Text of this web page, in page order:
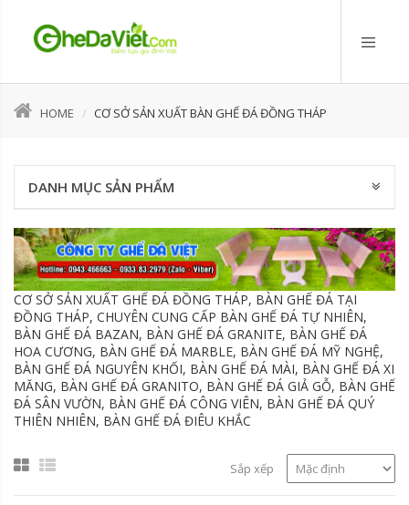
HOME CƠ SỞ SẢN XUẤT BÀN GHẾ ĐÁ ĐỒNG THÁP
DANH MỤC SẢN PHẨM
CƠ SỞ SẢN XUẤT GHẾ ĐÁ ĐỒNG THÁP, BÀN GHẾ ĐÁ TẠI
ĐỒNG THÁP, CHUYÊN CUNG CẤP BÀN GHẾ ĐÁ TỰ NHIÊN,
BÀN GHẾ ĐÁ BAZAN, BÀN GHẾ ĐÁ GRANITE, BÀN GHẾ ĐÁ
HOA CƯƠNG, BÀN GHẾ ĐÁ MARBLE, BÀN GHẾ ĐÁ MỸ NGHỆ,
BÀN GHẾ ĐÁ NGUYÊN KHỐI, BÀN GHẾ ĐÁ MÀI, BÀN GHẾ ĐÁ XI
MĂNG, BÀN GHẾ ĐÁ GRANITO, BÀN GHẾ ĐÁ GIẢ GỖ, BÀN GHẾ
ĐÁ SÂN VƯỜN, BÀN GHẾ ĐÁ CÔNG VIÊN, BÀN GHẾ ĐÁ QUÝ
THIÊN NHIÊN, BÀN GHẾ ĐÁ ĐIÊU KHẮC
Sắp xếp